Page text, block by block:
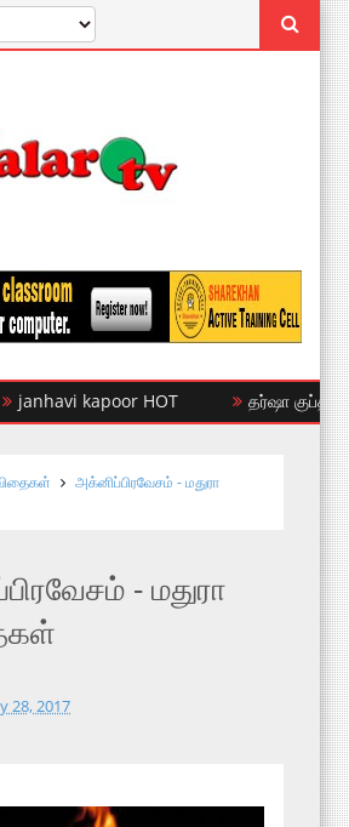
kapoor HOT தர்ஷா குப்தா
அக்னிப்பிரவேசம் - மதுரா
- மதுரா
28, 2017